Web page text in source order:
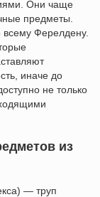
Они чаще
предметы.
всему Ферелдену.
иначе до
не только
из
— труп